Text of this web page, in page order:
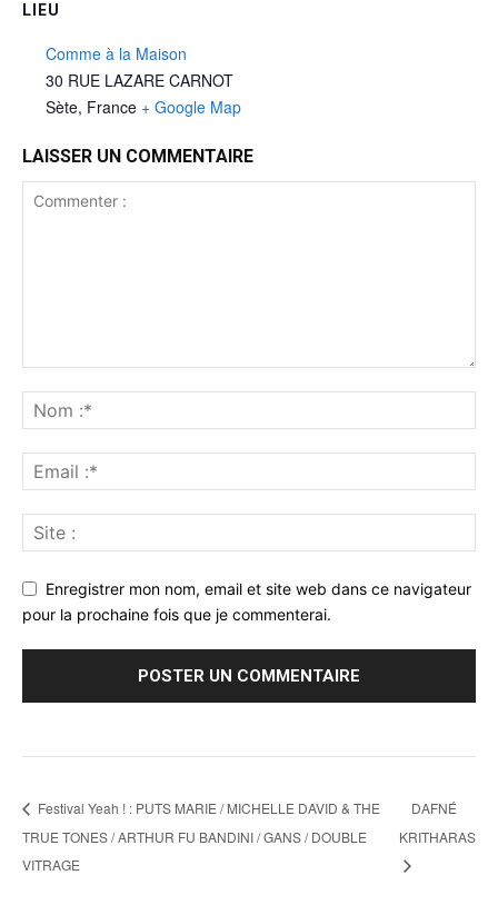
LIEU
Comme à la Maison
30 RUE LAZARE CARNOT
Sète, France + Google Map
LAISSER UN COMMENTAIRE
Enregistrer mon nom, email et site web dans ce navigateur
pour la prochaine fois que je commenterai.
Festival Yeah ! : PUTS MARIE / MICHELLE DAVID & THE
TRUE TONES / ARTHUR FU BANDINI / GANS / DOUBLE
VITRAGE
DAFNÉ
KRITHARAS